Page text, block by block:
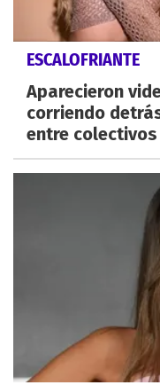
ESCALOFRIANTE
Aparecieron
corriendo
entre colectivos